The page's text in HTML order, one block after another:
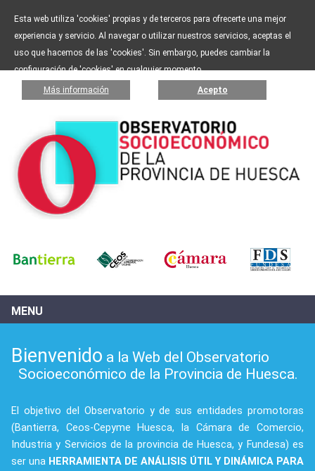
Esta web utiliza 'cookies' propias y de terceros para ofrecerte una mejor
experiencia y servicio. Al navegar o utilizar nuestros servicios, aceptas el
uso que hacemos de las 'cookies'. Sin embargo, puedes cambiar la
configuración de 'cookies' en cualquier momento.
Más información Acepto
MENU
Bienvenido a la Web del Observatorio
Socioeconómico de la Provincia de Huesca.
El objetivo del Observatorio y de sus entidades promotoras
(Bantierra, Ceos-Cepyme Huesca, la Cámara de Comercio,
Industria y Servicios de la provincia de Huesca, y Fundesa) es
ser una HERRAMIENTA DE ANÁLISIS ÚTIL Y DINÁMICA PARA